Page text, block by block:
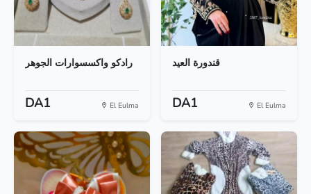
رادكو واكسسوارات الجوهر
DA1 El Eulma
قندورة العيد
DA1 El Eulma